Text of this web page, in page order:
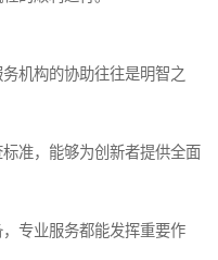
机构的协助往往是明智之
准，能够为创新者提供全面
专业服务都能发挥重要作